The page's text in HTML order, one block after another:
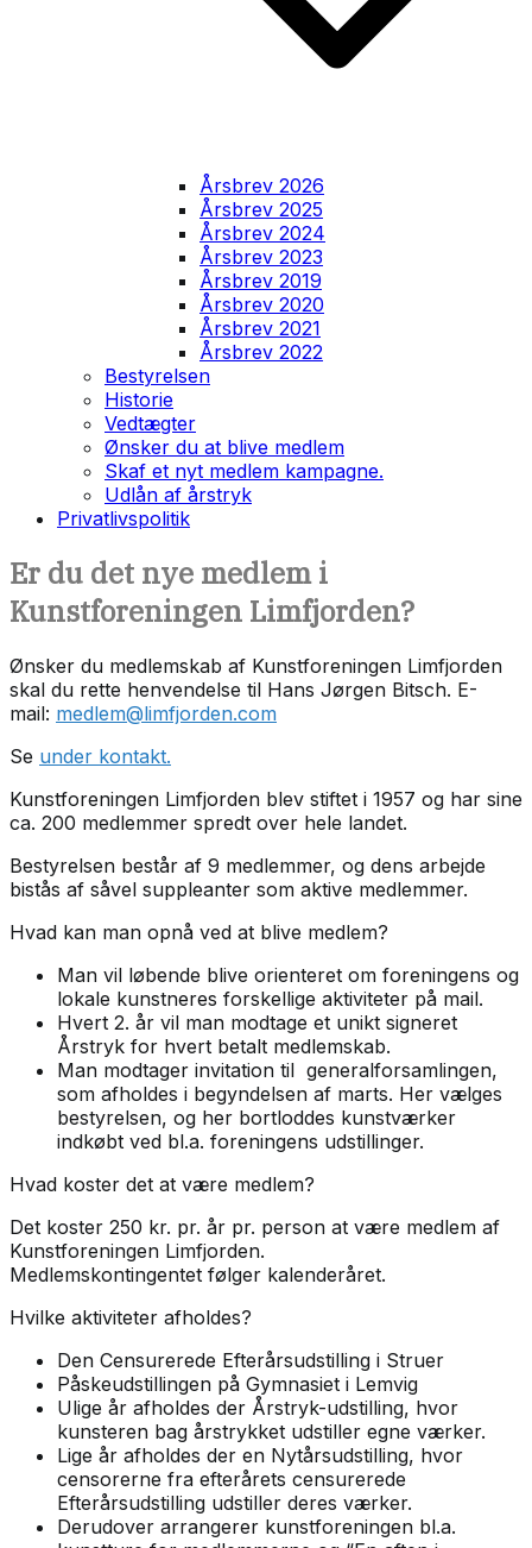
Årsbrev 2026
Årsbrev 2025
Årsbrev 2024
Årsbrev 2023
Årsbrev 2019
Årsbrev 2020
Årsbrev 2021
Årsbrev 2022
Bestyrelsen
Historie
Vedtægter
Ønsker du at blive medlem
Skaf et nyt medlem kampagne.
Udlån af årstryk
Privatlivspolitik
Er du det nye medlem i
Kunstforeningen Limfjorden?
Ønsker du medlemskab af Kunstforeningen Limfjorden
skal du rette henvendelse til Hans Jørgen Bitsch. E-
mail: medlem@limfjorden.com
Se under kontakt.
Kunstforeningen Limfjorden blev stiftet i 1957 og har sine
ca. 200 medlemmer spredt over hele landet.
Bestyrelsen består af 9 medlemmer, og dens arbejde
bistås af såvel suppleanter som aktive medlemmer.
Hvad kan man opnå ved at blive medlem?
Man vil løbende blive orienteret om foreningens og
lokale kunstneres forskellige aktiviteter på mail.
Hvert 2. år vil man modtage et unikt signeret
Årstryk for hvert betalt medlemskab.
Man modtager invitation til generalforsamlingen,
som afholdes i begyndelsen af marts. Her vælges
bestyrelsen, og her bortloddes kunstværker
indkøbt ved bl.a. foreningens udstillinger.
Hvad koster det at være medlem?
Det koster 250 kr. pr. år pr. person at være medlem af
Kunstforeningen Limfjorden.
Medlemskontingentet følger kalenderåret.
Hvilke aktiviteter afholdes?
Den Censurerede Efterårsudstilling i Struer
Påskeudstillingen på Gymnasiet i Lemvig
Ulige år afholdes der Årstryk-udstilling, hvor
kunsteren bag årstrykket udstiller egne værker.
Lige år afholdes der en Nytårsudstilling, hvor
censorerne fra efterårets censurerede
Efterårsudstilling udstiller deres værker.
Derudover arrangerer kunstforeningen bl.a.